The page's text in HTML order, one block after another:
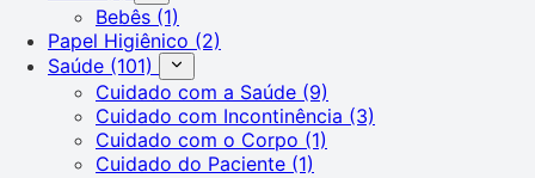
Bebês (1)
Papel Higiênico (2)
Saúde (101)
Cuidado com a Saúde (9)
Cuidado com Incontinência (3)
Cuidado com o Corpo (1)
Cuidado do Paciente (1)